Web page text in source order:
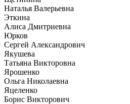
Наталья Валерьевна
Эткина
Алиса Дмитриевна
Юрков
Сергей Александрович
Якушева
Татьяна Викторовна
Ярошенко
Ольга Николаевна
Яцеленко
Борис Викторович